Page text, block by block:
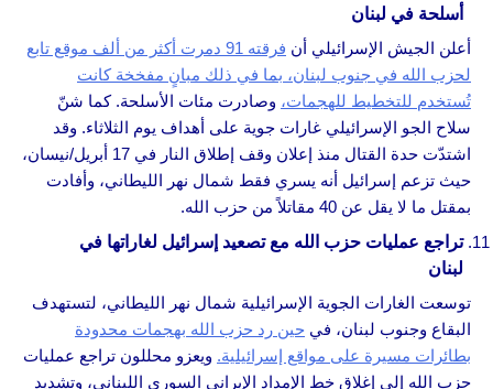
أسلحة في لبنان
أعلن الجيش الإسرائيلي أن
فرقته 91 دمرت أكثر من ألف موقع تابع
لحزب الله في جنوب لبنان، بما في ذلك مبانٍ مفخخة كانت
تُستخدم للتخطيط للهجمات، وصادرت مئات الأسلحة. كما شنّ
سلاح الجو الإسرائيلي غارات جوية على أهداف يوم الثلاثاء. وقد
اشتدّت حدة القتال منذ إعلان وقف إطلاق النار في 17 أبريل/نيسان،
حيث تزعم إسرائيل أنه يسري فقط شمال نهر الليطاني، وأفادت
بمقتل ما لا يقل عن 40 مقاتلاً من حزب الله.
تراجع عمليات حزب الله مع تصعيد إسرائيل لغاراتها في
لبنان
توسعت الغارات الجوية الإسرائيلية شمال نهر الليطاني، لتستهدف
البقاع وجنوب لبنان، في حين رد حزب الله بهجمات محدودة
بطائرات مسيرة على مواقع إسرائيلية. ويعزو محللون تراجع عمليات
حزب الله إلى إغلاق خط الإمداد الإيراني السوري اللبناني، وتشديد